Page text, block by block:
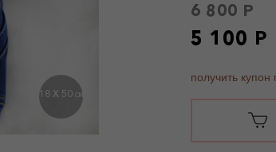
18 X 50 СМ
6 800 Р
5 100 Р
получить